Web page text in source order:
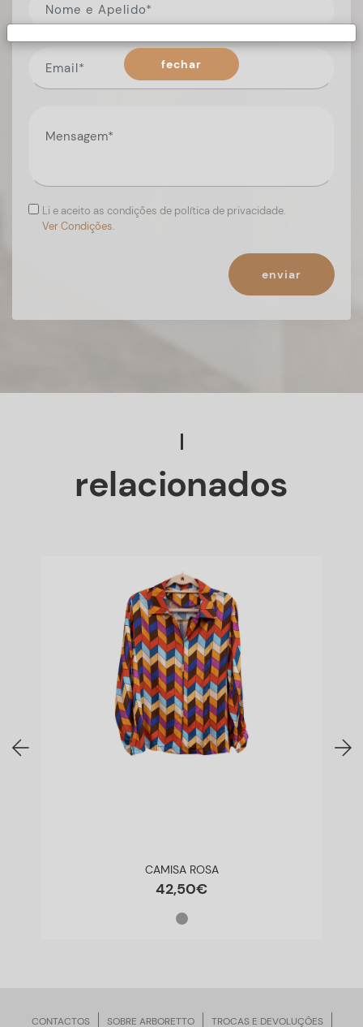
Li e aceito as condições de política de privacidade.
Ver Condições.
enviar
relacionados
CAMISA ROSA
42,50€
CONTACTOS SOBRE ARBORETTO TROCAS E DEVOLUÇÕES
fechar